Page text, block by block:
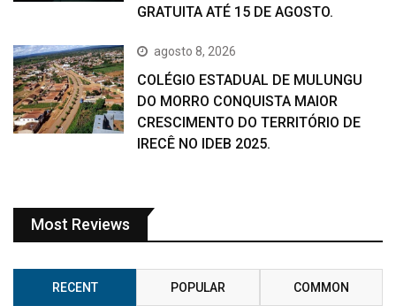
GRATUITA ATÉ 15 DE AGOSTO.
agosto 8, 2026
COLÉGIO ESTADUAL DE MULUNGU
DO MORRO CONQUISTA MAIOR
CRESCIMENTO DO TERRITÓRIO DE
IRECÊ NO IDEB 2025.
Most Reviews
RECENT POPULAR COMMON